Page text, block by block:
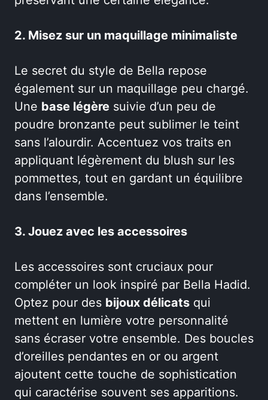
2. Misez sur un maquillage minimaliste
Le secret du style de Bella repose
également sur un maquillage peu chargé.
Une base légère suivie d’un peu de
poudre bronzante peut sublimer le teint
sans l’alourdir. Accentuez vos traits en
appliquant légèrement du blush sur les
pommettes, tout en gardant un équilibre
dans l’ensemble.
3. Jouez avec les accessoires
Les accessoires sont cruciaux pour
compléter un look inspiré par Bella Hadid.
Optez pour des bijoux délicats qui
mettent en lumière votre personnalité
sans écraser votre ensemble. Des boucles
d’oreilles pendantes en or ou argent
ajoutent cette touche de sophistication
qui caractérise souvent ses apparitions.